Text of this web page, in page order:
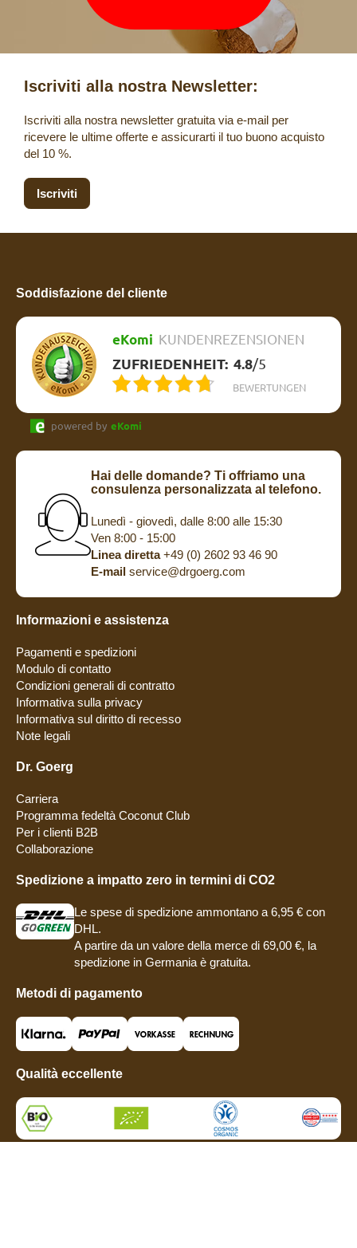
Iscriviti alla nostra Newsletter:
Iscriviti alla nostra newsletter gratuita via e-mail per
ricevere le ultime offerte e assicurarti il tuo buono acquisto
del 10 %.
Iscriviti
Soddisfazione del cliente
eKomi KUNDENREZENSIONEN
ZUFRIEDENHEIT: 4.8/5
BEWERTUNGEN
powered by eKomi
Hai delle domande? Ti offriamo una
consulenza personalizzata al telefono.
Lunedì - giovedì, dalle 8:00 alle 15:30
Ven 8:00 - 15:00
Linea diretta+49 (0) 2602 93 46 90
E-mailservice@drgoerg.com
Informazioni e assistenza
Pagamenti e spedizioni
Modulo di contatto
Condizioni generali di contratto
Informativa sulla privacy
Informativa sul diritto di recesso
Note legali
Dr. Goerg
Carriera
Programma fedeltà Coconut Club
Per i clienti B2B
Collaborazione
Spedizione a impatto zero in termini di CO2
Le spese di spedizione ammontano a 6,95 € con
DHL.
A partire da un valore della merce di 69,00 €, la
spedizione in Germania è gratuita.
Metodi di pagamento
Qualità eccellente